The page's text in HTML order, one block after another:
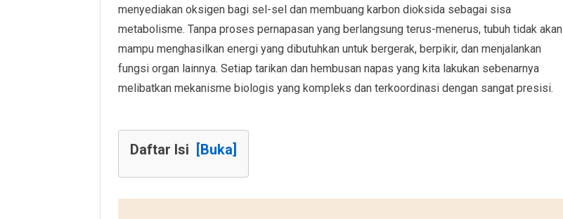
menyediakan oksigen bagi sel-sel dan membuang karbon dioksida sebagai sisa
metabolisme. Tanpa proses pernapasan yang berlangsung terus-menerus, tubuh tidak akan
mampu menghasilkan energi yang dibutuhkan untuk bergerak, berpikir, dan menjalankan
fungsi organ lainnya. Setiap tarikan dan hembusan napas yang kita lakukan sebenarnya
melibatkan mekanisme biologis yang kompleks dan terkoordinasi dengan sangat presisi.
Daftar Isi [Buka]